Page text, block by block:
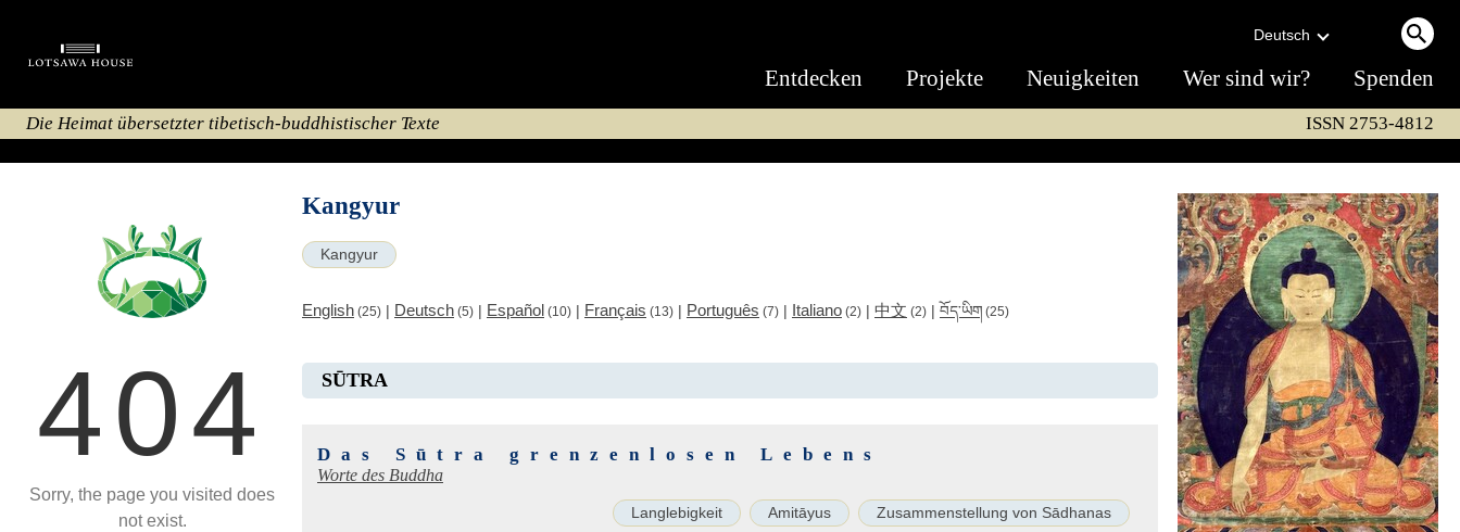
Deutsch
Entdecken Projekte Neuigkeiten Wer sind wir? Spenden
Die Heimat übersetzter tibetisch-buddhistischer Texte ISSN 2753-4812
404
Sorry, the page you visited does
not exist.
Kangyur
Kangyur
English (25) | Deutsch (5) | Español (10) | Français (13) | Português (7) | Italiano (2) | 中文 (2) | བོད་ཡིག (25)
SŪTRA
Das Sūtra grenzenlosen Lebens
Worte des Buddha
Langlebigkeit Amitāyus Zusammenstellung von Sādhanas